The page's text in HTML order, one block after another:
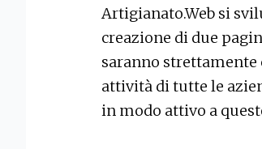
Artigianato.Web si
creazione di due
saranno strettamente
attività di tutte le
in modo attivo a